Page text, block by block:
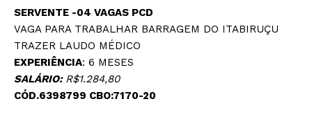
SERVENTE -04 VAGAS PCD
VAGA PARA TRABALHAR BARRAGEM DO ITABIRUÇU
TRAZER LAUDO MÉDICO
EXPERIÊNCIA: 6 MESES
SALÁRIO: R$1.284,80
CÓD.6398799 CBO:7170-20